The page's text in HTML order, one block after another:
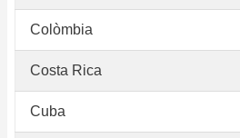
Colòmbia
Costa Rica
Cuba